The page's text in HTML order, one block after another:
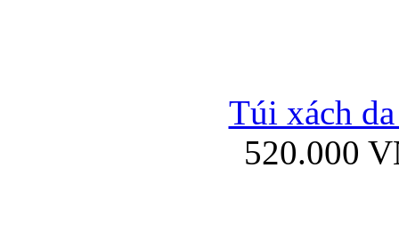
Bao da iPad
Túi xách
520.000